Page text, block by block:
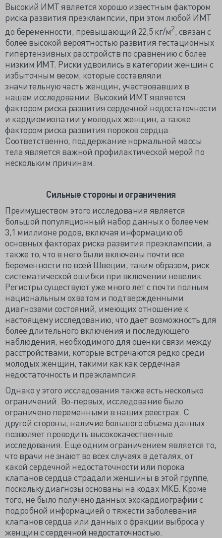
Высокий ИМТ является хорошо известным фактором
риска развития преэклампсии, при этом любой ИМТ
до беременности, превышающий 22,5 кг/м2, связан с
более высокой вероятностью развития гестационных
гипертензивных расстройств по сравнению с более
низким ИМТ. Риски удвоились в категории женщин с
избыточным весом, которые составляли
значительную часть женщин, участвовавших в
нашем исследовании. Высокий ИМТ является
фактором риска развития сердечной недостаточности
и кардиомиопатии у молодых женщин, а также
фактором риска развития пороков сердца.
Соответственно, поддержание нормальной массы
тела является важной профилактической мерой по
нескольким причинам.
Сильные стороны и ограничения
Преимуществом этого исследования является
большой популяционный набор данных о более чем
3,1 миллионе родов, включая информацию об
основных факторах риска развития преэклампсии, а
также то, что в него были включены почти все
беременности по всей Швеции; таким образом, риск
систематической ошибки при включении невелик.
Регистры существуют уже много лет с почти полным
национальным охватом и подтвержденными
диагнозами состояний, имеющих отношение к
настоящему исследованию, что дает возможность для
более длительного включения и последующего
наблюдения, необходимого для оценки связи между
расстройствами, которые встречаются редко среди
молодых женщин, такими как как сердечная
недостаточность и преэклампсия.
Однако у этого исследования также есть несколько
ограничений. Во-первых, исследование было
ограничено переменными в наших реестрах. С
другой стороны, наличие большого объема данных
позволяет проводить высококачественные
исследования. Еще одним ограничением является то,
что врачи не знают во всех случаях в деталях, от
какой сердечной недостаточности или порока
клапанов сердца страдали женщины в этой группе,
поскольку диагнозы основаны на кодах МКБ. Кроме
того, не было получено данных эхокардиографии с
подробной информацией о тяжести заболевания
клапанов сердца или данных о фракции выброса у
женщин с сердечной недостаточностью.